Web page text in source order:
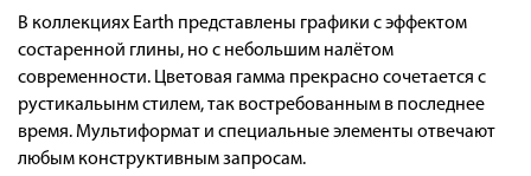
В коллекциях Earth представлены графики с эффектом
состаренной глины, но с небольшим налётом
современности. Цветовая гамма прекрасно сочетается с
рустикальынм стилем, так востребованным в последнее
время. Мультиформат и специальные элементы отвечают
любым конструктивным запросам.